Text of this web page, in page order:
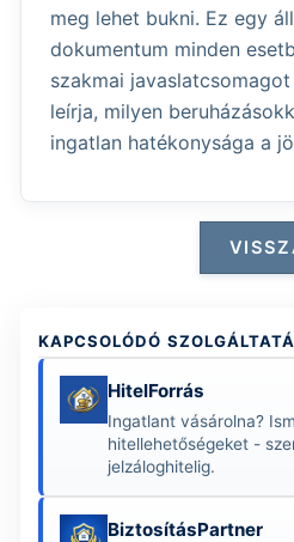
meg lehet bukni. Ez egy
dokumentum minden
szakmai
leírja, milyen
ingatlan hatékonysága a
KAPCSOLÓDÓ
HitelForrás
Ingatlant vásárolna?
hitellehetőségeket -
jelzáloghitelig.
BiztosításPartner